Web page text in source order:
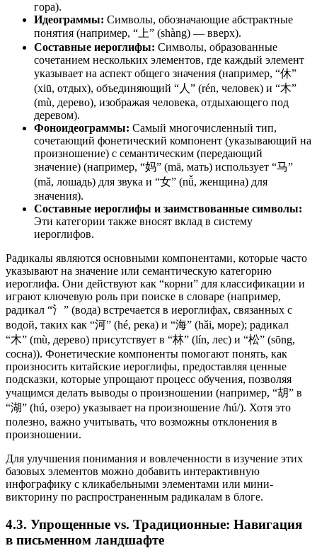
гора).
Идеограммы: Символы, обозначающие абстрактные
понятия (например, “上” (shàng) — вверх).
Составные иероглифы: Символы, образованные
сочетанием нескольких элементов, где каждый элемент
указывает на аспект общего значения (например, “休”
(xiū, отдых), объединяющий “人” (rén, человек) и “木”
(mù, дерево), изображая человека, отдыхающего под
деревом).
Фоноидеограммы: Самый многочисленный тип,
сочетающий фонетический компонент (указывающий на
произношение) с семантическим (передающий
значение) (например, “妈” (mā, мать) использует “马”
(mǎ, лошадь) для звука и “女” (nǚ, женщина) для
значения).
Составные иероглифы и заимствованные символы:
Эти категории также вносят вклад в систему
иероглифов.
Радикалы являются основными компонентами, которые часто
указывают на значение или семантическую категорию
иероглифа. Они действуют как “корни” для классификации и
играют ключевую роль при поиске в словаре (например,
радикал “氵” (вода) встречается в иероглифах, связанных с
водой, таких как “河” (hé, река) и “海” (hǎi, море); радикал
“木” (mù, дерево) присутствует в “林” (lín, лес) и “松” (sōng,
сосна)). Фонетические компоненты помогают понять, как
произносить китайские иероглифы, предоставляя ценные
подсказки, которые упрощают процесс обучения, позволяя
учащимся делать выводы о произношении (например, “胡” в
“湖” (hú, озеро) указывает на произношение /hú/). Хотя это
полезно, важно учитывать, что возможны отклонения в
произношении.
Для улучшения понимания и вовлеченности в изучение этих
базовых элементов можно добавить интерактивную
инфографику с кликабельными элементами или мини-
викторину по распространенным радикалам в блоге.
4.3. Упрощенные vs. Традиционные: Навигация
в письменном ландшафте